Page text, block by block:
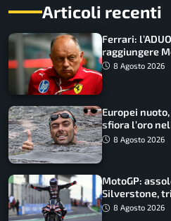
Articoli recenti
Ferrari:
raggiungere
Macarena
8 Agosto 2026
Europei
sfiora l’oro
urlo, il bilancio
8 Agosto 2026
MotoGP:
Silverstone,
8 Agosto 2026